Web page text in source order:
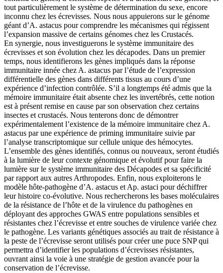
tout particulièrement le système de détermination du sexe, encore
inconnu chez les écrevisses. Nous nous appuierons sur le génome
géant d’A. astacus pour comprendre les mécanismes qui régissent
l’expansion massive de certains génomes chez les Crustacés.
En synergie, nous investiguerons le système immunitaire des
écrevisses et son évolution chez les décapodes. Dans un premier
temps, nous identifierons les gènes impliqués dans la réponse
immunitaire innée chez A. astacus par l’étude de l’expression
différentielle des gènes dans différents tissus au cours d’une
expérience d’infection contrôlée. S’il a longtemps été admis que la
mémoire immunitaire était absente chez les invertébrés, cette notion
est à présent remise en cause par son observation chez certains
insectes et crustacés. Nous tenterons donc de démontrer
expérimentalement l’existence de la mémoire immunitaire chez A.
astacus par une expérience de priming immunitaire suivie par
l’analyse transcriptomique sur cellule unique des hémocytes.
L’ensemble des gènes identifiés, connus ou nouveaux, seront étudiés
à la lumière de leur contexte génomique et évolutif pour faire la
lumière sur le système immunitaire des Décapodes et sa spécificité
par rapport aux autres Arthropodes. Enfin, nous exploiterons le
modèle hôte-pathogène d’A. astacus et Ap. astaci pour déchiffrer
leur histoire co-évolutive. Nous rechercherons les bases moléculaires
de la résistance de l’hôte et de la virulence du pathogènes en
déployant des approches GWAS entre populations sensibles et
résistantes chez l’écrevisse et entre souches de virulence variée chez
le pathogène. Les variants génétiques associés au trait de résistance à
la peste de l’écrevisse seront utilisés pour créer une puce SNP qui
permettra d’identifier les populations d’écrevisses résistantes,
ouvrant ainsi la voie à une stratégie de gestion avancée pour la
conservation de l’écrevisse.